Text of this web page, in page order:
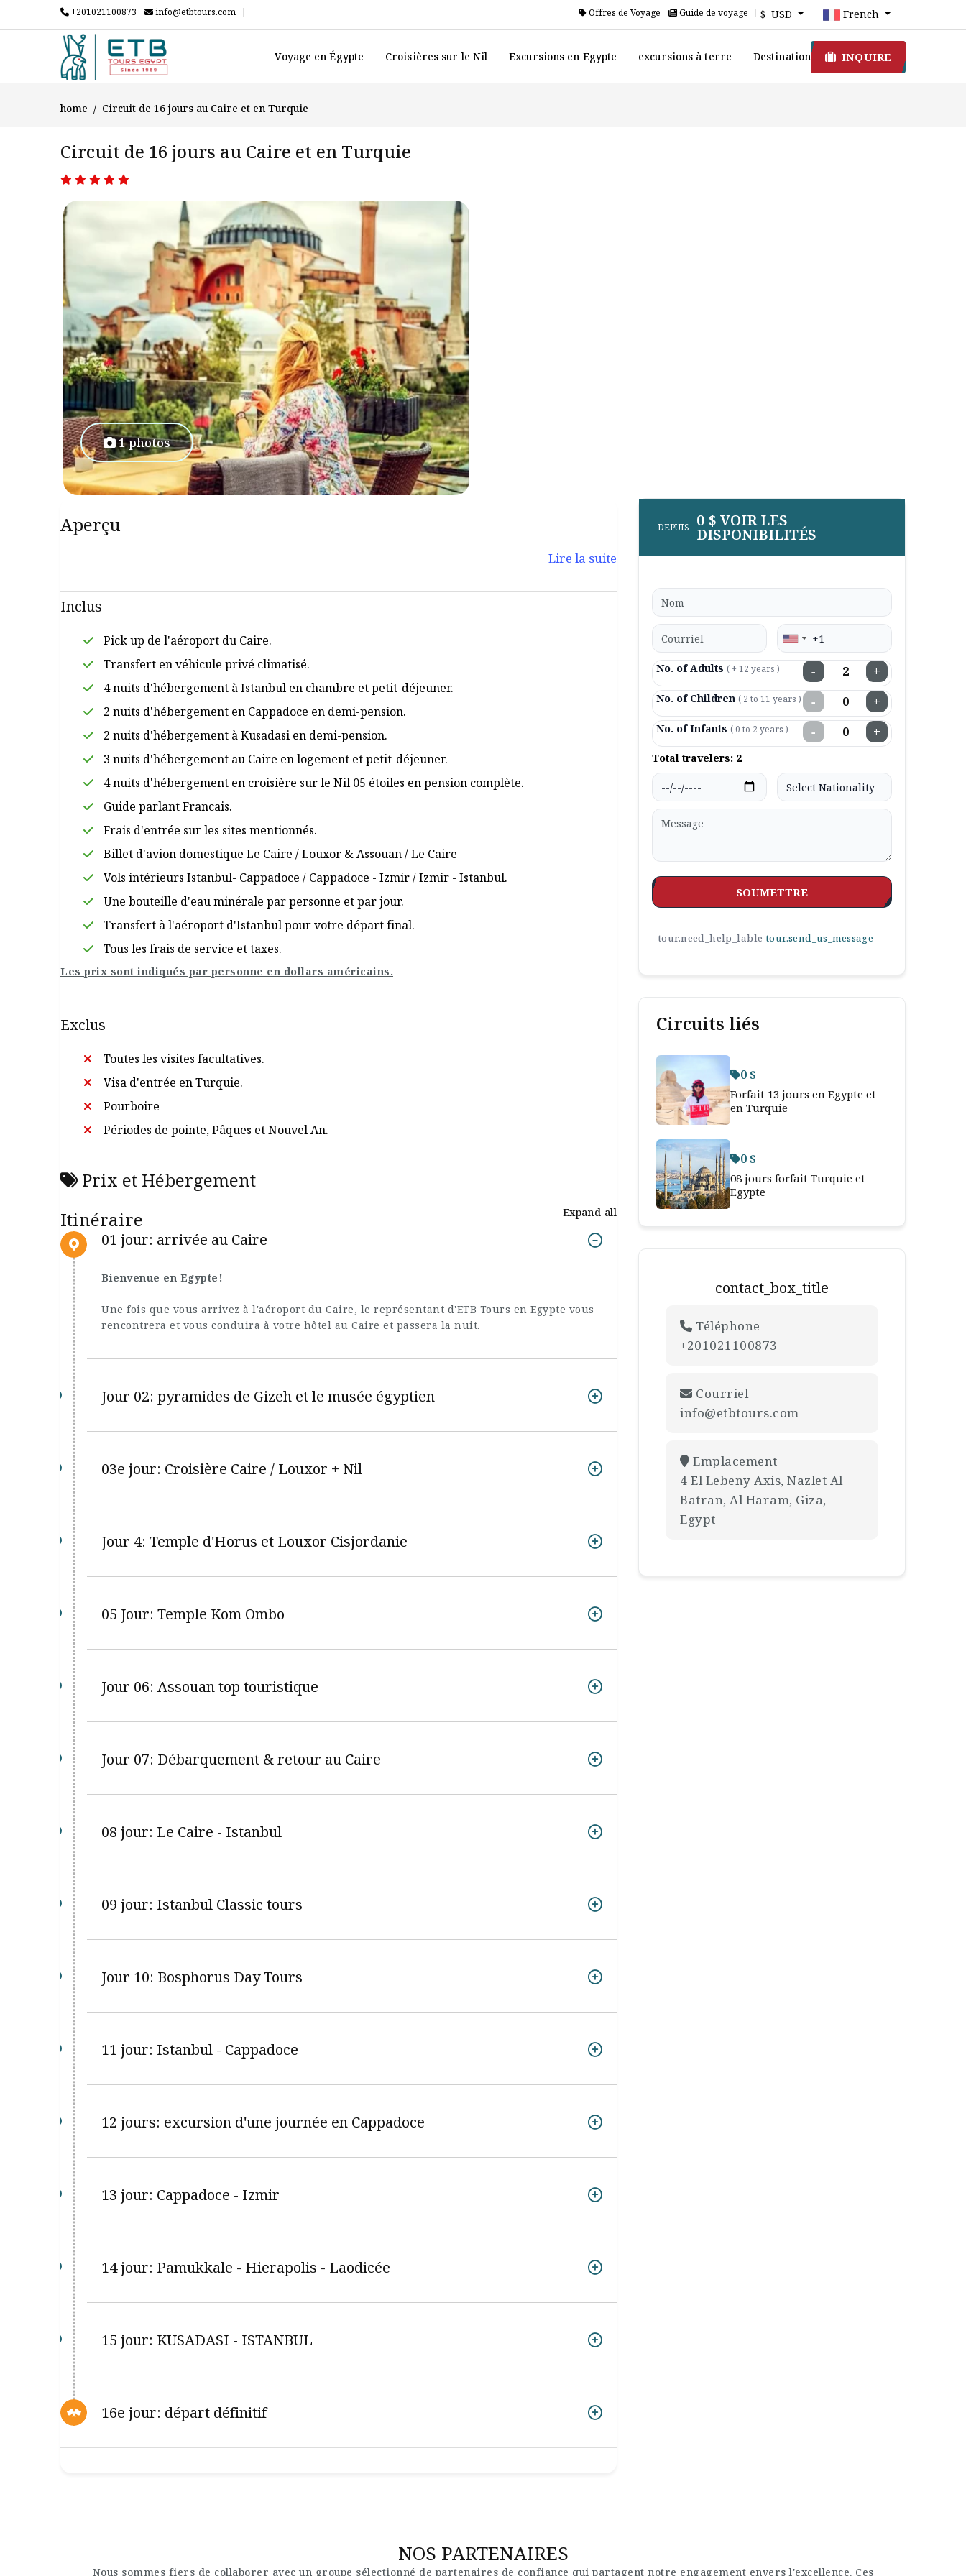
+201021100873 info@etbtours.com Offres de Voyage Guide de voyage $ USD French
Voyage en Égypte Croisières sur le Nil Excursions en Egypte excursions à terre Destination INQUIRE
home Circuit de 16 jours au Caire et en Turquie
Circuit de 16 jours au Caire et en Turquie
1 photos
Aperçu
Lire la suite
Inclus
Pick up de l'aéroport du Caire.
Transfert en véhicule privé climatisé.
4 nuits d'hébergement à Istanbul en chambre et petit-déjeuner.
2 nuits d'hébergement en Cappadoce en demi-pension.
2 nuits d'hébergement à Kusadasi en demi-pension.
3 nuits d'hébergement au Caire en logement et petit-déjeuner.
4 nuits d'hébergement en croisière sur le Nil 05 étoiles en pension complète.
Guide parlant Francais.
Frais d'entrée sur les sites mentionnés.
Billet d'avion domestique Le Caire / Louxor & Assouan / Le Caire
Vols intérieurs Istanbul- Cappadoce / Cappadoce - Izmir / Izmir - Istanbul.
Une bouteille d'eau minérale par personne et par jour.
Transfert à l'aéroport d'Istanbul pour votre départ final.
Tous les frais de service et taxes.
Les prix sont indiqués par personne en dollars américains.
Exclus
Toutes les visites facultatives.
Visa d'entrée en Turquie.
Pourboire
Périodes de pointe, Pâques et Nouvel An.
Prix et Hébergement
Itinéraire
Expand all
01 jour: arrivée au Caire
Bienvenue en Egypte!
Une fois que vous arrivez à l'aéroport du Caire, le représentant d'ETB Tours en Egypte vous
rencontrera et vous conduira à votre hôtel au Caire et passera la nuit.
Jour 02: pyramides de Gizeh et le musée égyptien
03e jour: Croisière Caire / Louxor + Nil
Jour 4: Temple d'Horus et Louxor Cisjordanie
05 Jour: Temple Kom Ombo
Jour 06: Assouan top touristique
Jour 07: Débarquement & retour au Caire
08 jour: Le Caire - Istanbul
09 jour: Istanbul Classic tours
Jour 10: Bosphorus Day Tours
11 jour: Istanbul - Cappadoce
12 jours: excursion d'une journée en Cappadoce
13 jour: Cappadoce - Izmir
14 jour: Pamukkale - Hierapolis - Laodicée
15 jour: KUSADASI - ISTANBUL
16e jour: départ définitif
DEPUIS 0 $ VOIR LES
DISPONIBILITÉS
No. of Adults ( + 12 years ) − +
No. of Children ( 2 to 11 years ) − +
No. of Infants ( 0 to 2 years ) − +
Total travelers: 2
SOUMETTRE
tour.need_help_lable tour.send_us_message
Circuits liés
0 $
Forfait 13 jours en Egypte et
en Turquie
0 $
08 jours forfait Turquie et
Egypte
contact_box_title
Téléphone
+201021100873
Courriel
info@etbtours.com
Emplacement
4 El Lebeny Axis, Nazlet Al
Batran, Al Haram, Giza,
Egypt
NOS PARTENAIRES
Nous sommes fiers de collaborer avec un groupe sélectionné de partenaires de confiance qui partagent notre engagement envers l'excellence. Ces